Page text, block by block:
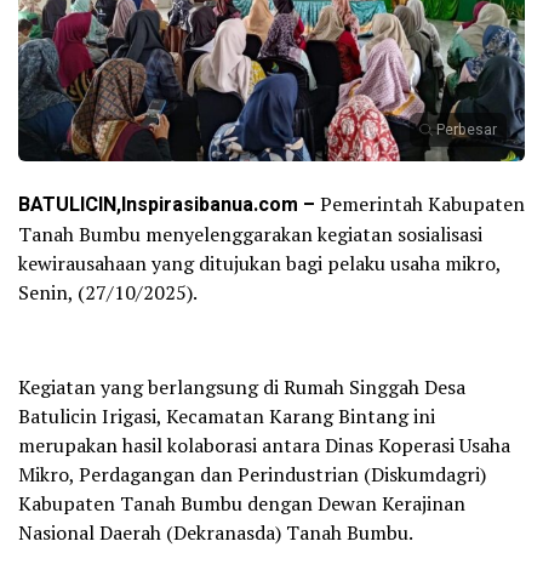
Perbesar
BATULICIN,Inspirasibanua.com – Pemerintah Kabupaten
Tanah Bumbu menyelenggarakan kegiatan sosialisasi
kewirausahaan yang ditujukan bagi pelaku usaha mikro,
Senin, (27/10/2025).
Kegiatan yang berlangsung di Rumah Singgah Desa
Batulicin Irigasi, Kecamatan Karang Bintang ini
merupakan hasil kolaborasi antara Dinas Koperasi Usaha
Mikro, Perdagangan dan Perindustrian (Diskumdagri)
Kabupaten Tanah Bumbu dengan Dewan Kerajinan
Nasional Daerah (Dekranasda) Tanah Bumbu.